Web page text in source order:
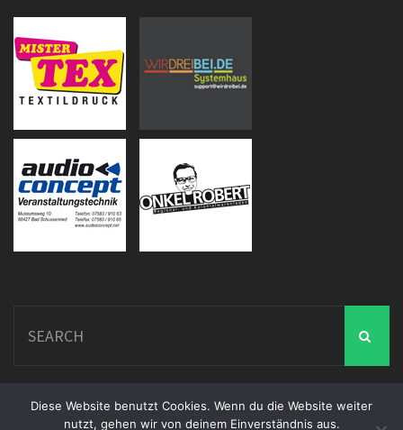
for:
Diese Website benutzt Cookies. Wenn du die Website weiter
nutzt, gehen wir von deinem Einverständnis aus.